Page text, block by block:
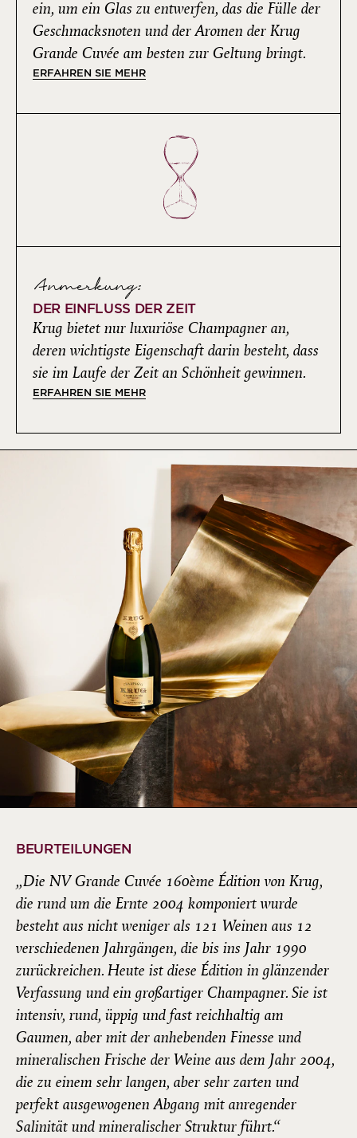
ein, um ein Glas zu entwerfen, das die Fülle der
Geschmacksnoten und der Aromen der Krug
Grande Cuvée am besten zur Geltung bringt.
ERFAHREN SIE MEHR
Anmerkung:
DER EINFLUSS DER ZEIT
Krug bietet nur luxuriöse Champagner an,
deren wichtigste Eigenschaft darin besteht, dass
sie im Laufe der Zeit an Schönheit gewinnen.
ERFAHREN SIE MEHR
BEURTEILUNGEN
„Die NV Grande Cuvée 160ème Édition von Krug,
die rund um die Ernte 2004 komponiert wurde
besteht aus nicht weniger als 121 Weinen aus 12
verschiedenen Jahrgängen, die bis ins Jahr 1990
zurückreichen. Heute ist diese Édition in glänzender
Verfassung und ein großartiger Champagner. Sie ist
intensiv, rund, üppig und fast reichhaltig am
Gaumen, aber mit der anhebenden Finesse und
mineralischen Frische der Weine aus dem Jahr 2004,
die zu einem sehr langen, aber sehr zarten und
perfekt ausgewogenen Abgang mit anregender
Salinität und mineralischer Struktur führt.“